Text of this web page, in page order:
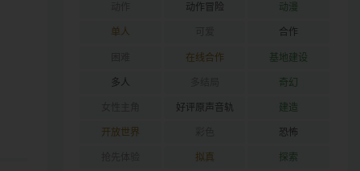
动作冒险 动漫
单人 合作
在线合作 基地建设
多人 奇幻
好评原声音轨 建造
开放世界 恐怖
拟真 探索